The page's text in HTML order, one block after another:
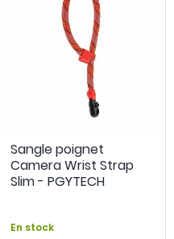
Sangle poignet
Camera Wrist Strap
Slim - PGYTECH
En stock